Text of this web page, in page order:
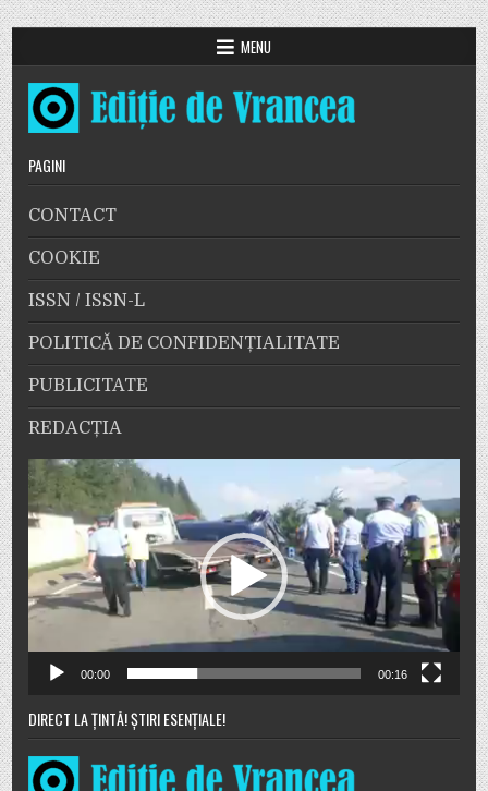
MENU
PAGINI
CONTACT
COOKIE
ISSN / ISSN-L
POLITICĂ DE CONFIDENȚIALITATE
PUBLICITATE
REDACȚIA
Player
video
00:00 00:16
DIRECT LA ȚINTĂ! ȘTIRI ESENȚIALE!